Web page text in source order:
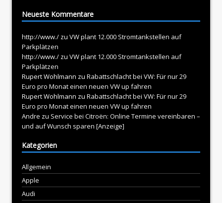
Neueste Kommentare
http://www./ zu VW plant 12.000 Stromtankstellen auf
Parkplätzen
http://www./ zu VW plant 12.000 Stromtankstellen auf
Parkplätzen
Rupert Wohlmann zu Rabattschlacht bei VW: Für nur 29
Euro pro Monat einen neuen VW up fahren
Rupert Wohlmann zu Rabattschlacht bei VW: Für nur 29
Euro pro Monat einen neuen VW up fahren
Andre zu Service bei Citroën: Online Termine vereinbaren –
und auf Wunsch sparen [Anzeige]
Kategorien
Allgemein
Apple
Audi